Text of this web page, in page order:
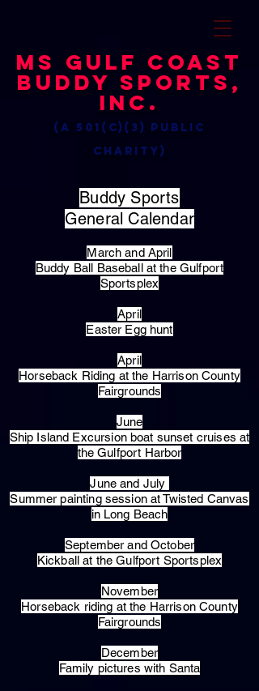
MS Gulf Coast
Buddy Sports,
Inc.
(a 501(c)(3) public
charity)
Buddy Sports
General Calendar
March and April
Buddy Ball Baseball at the Gulfport
Sportsplex
April
Easter Egg hunt
April
Horseback Riding at the Harrison County
Fairgrounds
June
Ship Island Excursion boat sunset cruises at
the Gulfport Harbor
June and July
Summer painting session at Twisted Canvas
in Long Beach
September and October
Kickball at the Gulfport Sportsplex
November
Horseback riding at the Harrison County
Fairgrounds
December
Family pictures with Santa